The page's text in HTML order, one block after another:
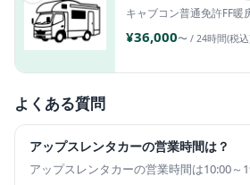
キャブコン普通免許FF暖
¥36,000〜 / 24時間(税
よくある質問
アップスレンタカーの営業時間は？
アップスレンタカーの営業時間は10:00～